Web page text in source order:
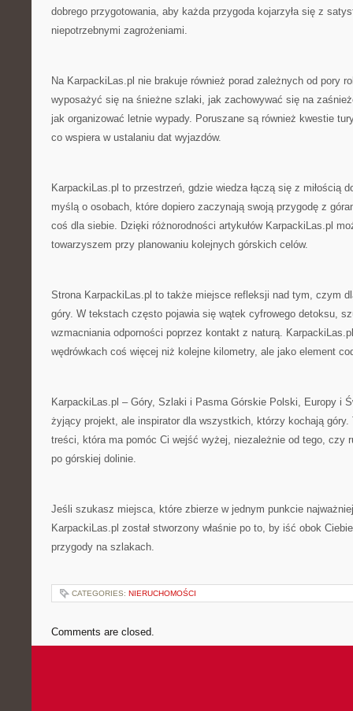
dobrego przygotowania, aby każda przygoda kojarzyła się z
niepotrzebnymi zagrożeniami.
Na KarpackiLas.pl nie brakuje również porad zależnych od pory
wyposażyć się na śnieżne szlaki, jak zachowywać się na
jak organizować letnie wypady. Poruszane są również kwestie
co wspiera w ustalaniu dat wyjazdów.
KarpackiLas.pl to przestrzeń, gdzie wiedza łączą się z miłością
myślą o osobach, które dopiero zaczynają swoją przygodę z
coś dla siebie. Dzięki różnorodności artykułów KarpackiLas.pl
towarzyszem przy planowaniu kolejnych górskich celów.
Strona KarpackiLas.pl to także miejsce refleksji nad tym, czym
góry. W tekstach często pojawia się wątek cyfrowego detoksu,
wzmacniania odporności poprzez kontakt z naturą.
wędrówkach coś więcej niż kolejne kilometry, ale jako element
KarpackiLas.pl – Góry, Szlaki i Pasma Górskie Polski, Europy i
żyjący projekt, ale inspirator dla wszystkich, którzy kochają góry.
treści, która ma pomóc Ci wejść wyżej, niezależnie od tego, czy
po górskiej dolinie.
Jeśli szukasz miejsca, które zbierze w jednym punkcie
KarpackiLas.pl został stworzony właśnie po to, by iść obok
przygody na szlakach.
CATEGORIES: NIERUCHOMOŚCI
Comments are closed.